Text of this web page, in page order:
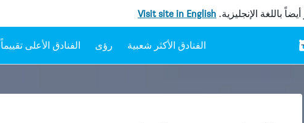
باللغة الإنجليزية. Visit site in English
رؤى الفنادق الأعلى تقييماً